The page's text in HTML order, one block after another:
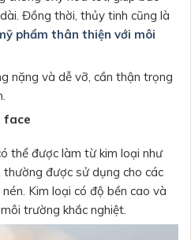
Đồng thời, thủy tinh cũng là
phẩm thân thiện với môi
nặng và dễ vỡ, cần thận trọng
face
thể được làm từ kim loại như
được sử dụng cho các
Kim loại có độ bền cao và
trường khắc nghiệt.